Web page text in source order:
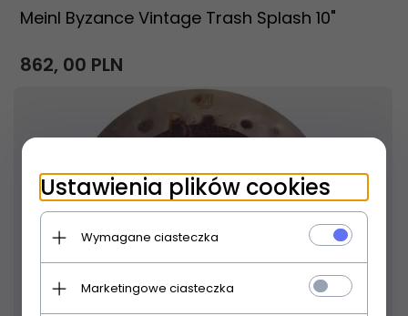
Meinl Byzance Vintage Trash Splash 10"
862, 00 PLN
Ustawienia plików cookies
Wymagane ciasteczka
Marketingowe ciasteczka